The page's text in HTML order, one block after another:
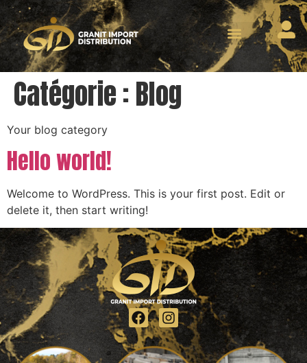
Catégorie : Blog
Your blog category
Hello world!
Welcome to WordPress. This is your first post. Edit or
delete it, then start writing!